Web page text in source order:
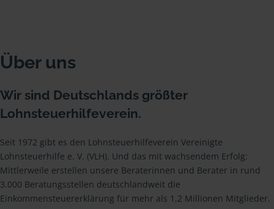
Über uns
Wir sind Deutschlands größter
Lohnsteuerhilfeverein.
Seit 1972 gibt es den Lohnsteuerhilfeverein Vereinigte
Lohnsteuerhilfe e. V. (VLH). Und das mit wachsendem Erfolg:
Mittlerweile erstellen unsere Beraterinnen und Berater in rund
3.000 Beratungsstellen deutschlandweit die
Einkommensteuererklärung für mehr als 1,2 Millionen Mitglieder.